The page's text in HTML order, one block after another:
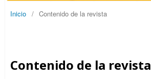
Inicio / Contenido de la revista
Contenido de la revista